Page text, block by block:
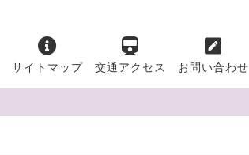
サイトマップ 交通アクセス お問い合わせ